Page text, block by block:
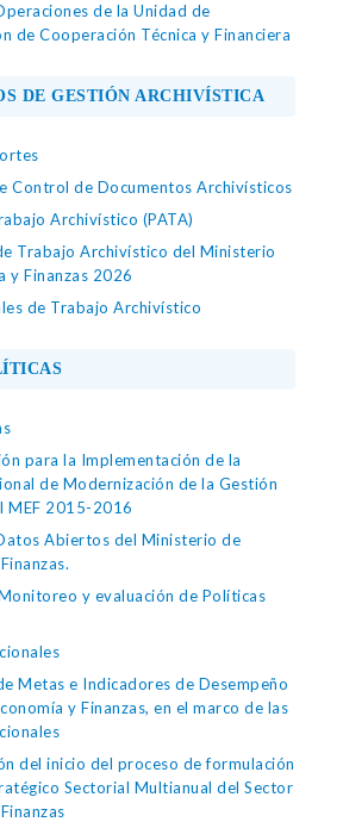
de la Unidad de
de Cooperación Técnica y Financiera
DE GESTIÓN ARCHIVÍSTICA
Control de Documentos Archivísticos
Archivístico (PATA)
Trabajo Archivístico del Ministerio
y Finanzas 2026
de Trabajo Archivístico
para la Implementación de la
de Modernización de la Gestión
MEF 2015-2016
Abiertos del Ministerio de
y evaluación de Políticas
Metas e Indicadores de Desempeño
y Finanzas, en el marco de las
del inicio del proceso de formulación
Sectorial Multianual del Sector